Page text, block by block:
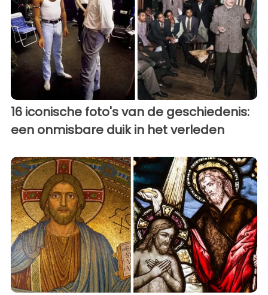
16 iconische foto's van de geschiedenis:
een onmisbare duik in het verleden